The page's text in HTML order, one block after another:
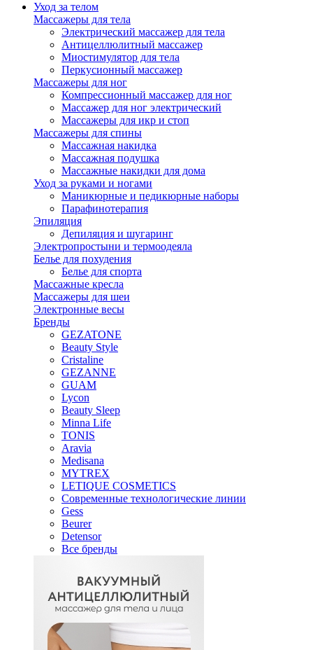
Уход за телом
Массажеры для тела
Электрический массажер для тела
Антицеллюлитный массажер
Миостимулятор для тела
Перкусионный массажер
Массажеры для ног
Компрессионный массажер для ног
Массажер для ног электрический
Массажеры для икр и стоп
Массажеры для спины
Массажная накидка
Массажная подушка
Массажные накидки для дома
Уход за руками и ногами
Маникюрные и педикюрные наборы
Парафинотерапия
Эпиляция
Депиляция и шугаринг
Электропростыни и термоодеяла
Белье для похудения
Белье для спорта
Массажные кресла
Массажеры для шеи
Электронные весы
Бренды
GEZATONE
Beauty Style
Cristaline
GEZANNE
GUAM
Lycon
Beauty Sleep
Minna Life
TONIS
Aravia
Medisana
MYTREX
LETIQUE COSMETICS
Современные технологические линии
Gess
Beurer
Detensor
Все бренды